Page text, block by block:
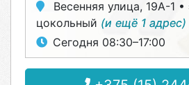
Весенняя улица, 19А-1
цокольный (и ещё 1 адрес)
Сегодня 08:30–17:00